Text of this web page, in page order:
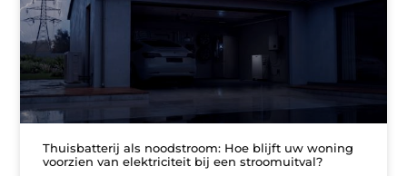
Thuisbatterij als noodstroom: Hoe blijft uw woning
voorzien van elektriciteit bij een stroomuitval?